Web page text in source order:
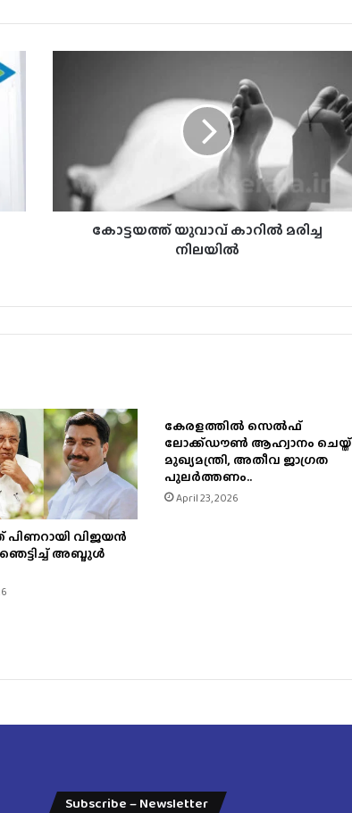
കോട്ടയത്ത് യുവാവ് കാറിൽ മരിച്ച
നിലയിൽ
പിണറായി വിജയന്‍
ഞെട്ടിച്ച് അബ്ദുൾ
കേരളത്തിൽ സെൽഫ്
ലോക്ക്ഡൗൺ ആഹ്വാനം ചെയ്ത്
മുഖ്യമന്ത്രി, അതീവ ജാഗ്രത
പുലർത്തണം..
April 23, 2026
Subscribe – Newsletter